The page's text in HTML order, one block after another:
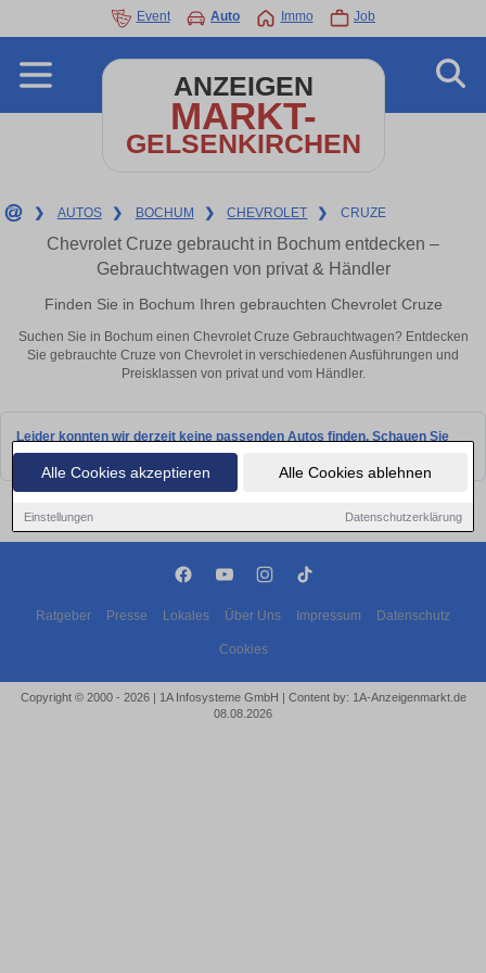
Alle Cookies akzeptieren Alle Cookies ablehnen
Einstellungen Datenschutzerklärung
Event Auto Immo Job
ANZEIGEN
MARKT-
GELSENKIRCHEN
❯ AUTOS ❯ BOCHUM ❯ CHEVROLET ❯ CRUZE
Chevrolet Cruze gebraucht in Bochum entdecken –
Gebrauchtwagen von privat & Händler
Finden Sie in Bochum Ihren gebrauchten Chevrolet Cruze
Suchen Sie in Bochum einen Chevrolet Cruze Gebrauchtwagen? Entdecken
Sie gebrauchte Cruze von Chevrolet in verschiedenen Ausführungen und
Preisklassen von privat und vom Händler.
Leider konnten wir derzeit keine passenden Autos finden. Schauen Sie
bald wieder vorbei!
Ratgeber Presse Lokales Über Uns Impressum Datenschutz
Cookies
Copyright © 2000 - 2026 | 1A Infosysteme GmbH | Content by: 1A-Anzeigenmarkt.de
08.08.2026